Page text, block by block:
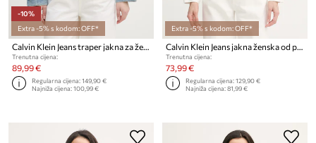
-10%
Extra -5% s kodom: OFF*
Calvin Klein Jeans traper jakna za žene
Trenutna cijena:
89,99 €
Regularna cijena:149,90 €
Najniža cijena:100,99 €
Extra -5% s kodom: OFF*
Calvin Klein Jeans jakna ženska od pamuka
Trenutna cijena:
73,99 €
Regularna cijena:129,90 €
Najniža cijena:81,99 €